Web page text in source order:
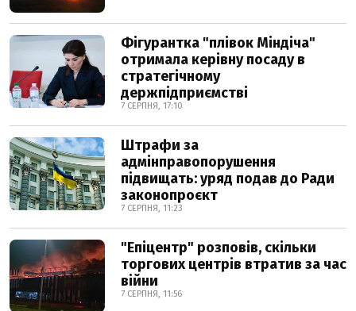
Фігурантка "плівок Міндіча"
отримала керівну посаду в
стратегічному
держпідприємстві
7 СЕРПНЯ, 17:10
Штрафи за
адмінправопорушення
підвищать: уряд подав до Ради
законопроєкт
7 СЕРПНЯ, 11:23
"Епіцентр" розповів, скільки
торгових центрів втратив за час
війни
7 СЕРПНЯ, 11:56